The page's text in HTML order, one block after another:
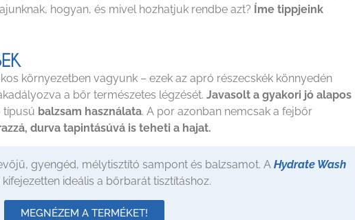
hogyan, és mivel hozhatjuk rendbe azt? Íme tippjeink
környezetben vagyunk – ezek az apró részecskék könnyedén
a bőr természetes légzését. Javasolt a gyakori jó alapos
típusú balzsam használata. A por azonban nemcsak a fejbőr
durva tapintásúvá is teheti a hajat.
gyengéd, mélytisztító sampont és balzsamot. A Hydrate Wash
ideális a bőrbarát tisztításhoz.
MEGNÉZEM A TERMÉKET!